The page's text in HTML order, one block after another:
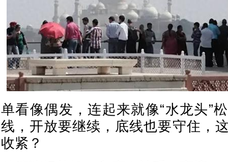
单看像偶发，连起来就像“水龙头”
线，开放要继续，底线也要守住，
收紧？